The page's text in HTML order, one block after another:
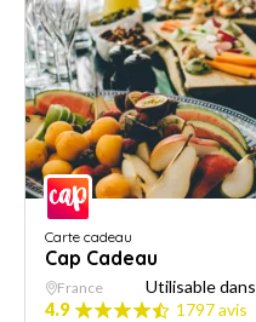
Carte cadeau
Cap Cadeau
France Utilisable dans
4.9
1797 avis